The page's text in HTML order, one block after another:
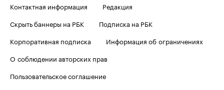
Контактная информация
Редакция
Скрыть баннеры на РБК
Подписка на РБК
Корпоративная подписка
Информация об ограничениях
О соблюдении авторских прав
Пользовательское соглашение